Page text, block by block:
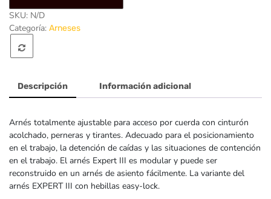
III
Standard
SKU: N/D
Categoría: Arneses
Descripción Información adicional
Arnés totalmente ajustable para acceso por cuerda con cinturón
acolchado, perneras y tirantes. Adecuado para el posicionamiento
en el trabajo, la detención de caídas y las situaciones de contención
en el trabajo. El arnés Expert III es modular y puede ser
reconstruido en un arnés de asiento fácilmente. La variante del
arnés EXPERT III con hebillas easy-lock.